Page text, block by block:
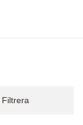
böjningar
Filtrera